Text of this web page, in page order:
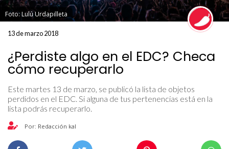
Foto: Lulú Urdapilleta
13 de marzo 2018
¿Perdiste algo en el EDC? Checa
cómo recuperarlo
Este martes 13 de marzo, se publicó la lista de objetos
perdidos en el EDC. Si alguna de tus pertenencias está en la
lista podrás recuperarlo.
Por: Redacción kal